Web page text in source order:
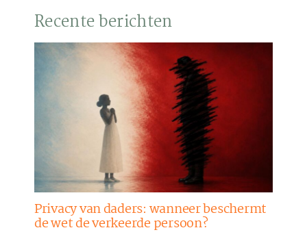
Recente berichten
Privacy van daders: wanneer beschermt
de wet de verkeerde persoon?